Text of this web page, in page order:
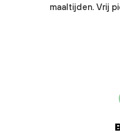
maaltijden. Vrij